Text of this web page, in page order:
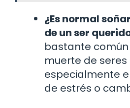
¿Es normal
de un ser
bastante
muerte de seres
especialmente
de estrés o